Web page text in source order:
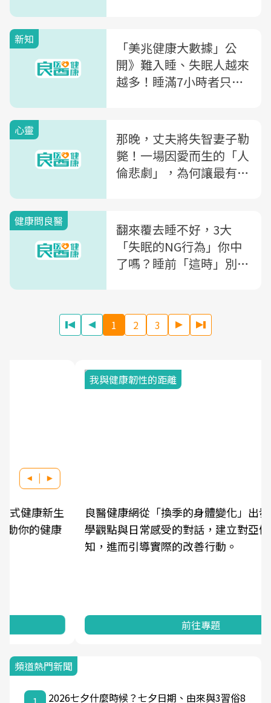
新知
「美兆健康大數據」公
開》難入睡、失眠人越來
越多！睡滿7小時者只剩
心靈
那晚，丈夫將失智妻子勒
斃！一場因愛而生的「人
倫悲劇」，為何讓最有責
健康問良醫
翻來覆去睡不好，3大
「失眠的NG行為」你中
了嗎？睡前「這時」別洗
1 2 3
我與健康韌性的距離
良醫健康網從「換季的身體變化」出發，透過醫
學觀點與日常感受的對話，建立對亞健康的認
知，進而引導實際的改善行動。
頻道熱門新聞
2026七夕什麼時候？七夕日期、由來與3習俗8